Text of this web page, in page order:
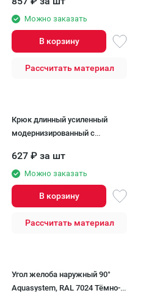
Можно заказать
В корзину
Рассчитать материал
Крюк длинный усиленный
модернизированный с
Aquasystem, RAL 7024 Тёмно-
серый 150/100
627 ₽ за шт
Можно заказать
В корзину
Рассчитать материал
Угол желоба наружный 90°
Aquasystem, RAL 7024 Тёмно-